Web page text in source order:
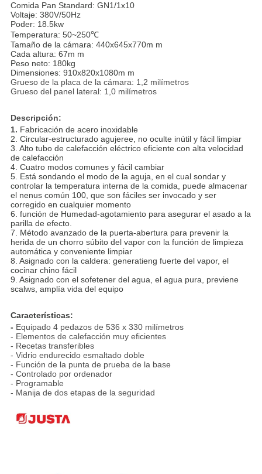
Comida Pan Standard: GN1/1x10
Voltaje: 380V/50Hz
Poder: 18.5kw
Temperatura: 50~250℃
Tamaño de la cámara: 440x645x770m m
Cada altura: 67m m
Peso neto: 180kg
Dimensiones: 910x820x1080m m
Grueso de la placa de la cámara: 1,2 milímetros
Grueso del panel lateral: 1,0 milímetros
Descripción:
1. Fabricación de acero inoxidable
2. Circular-estructurado agujeree, no oculte inútil y fácil limpiar
3. Alto tubo de calefacción eléctrico eficiente con alta velocidad
de calefacción
4. Cuatro modos comunes y fácil cambiar
5. Está sondando el modo de la aguja, en el cual sondar y
controlar la temperatura interna de la comida, puede almacenar
el nenus común 100, que son fáciles ser invocado y ser
corregido en cualquier momento
6. función de Humedad-agotamiento para asegurar el asado a la
parilla de efecto.
7. Método avanzado de la puerta-abertura para prevenir la
herida de un chorro súbito del vapor con la función de limpieza
automática y conveniente limpiar
8. Asignado con la caldera: generatieng fuerte del vapor, el
cocinar chino fácil
9. Asignado con el sofetener del agua, el agua pura, previene
scalws, amplía vida del equipo
Características:
- Equipado 4 pedazos de 536 x 330 milímetros
- Elementos de calefacción muy eficientes
- Recetas transferibles
- Vidrio endurecido esmaltado doble
- Función de la punta de prueba de la base
- Controlado por ordenador
- Programable
- Manija de dos etapas de la seguridad